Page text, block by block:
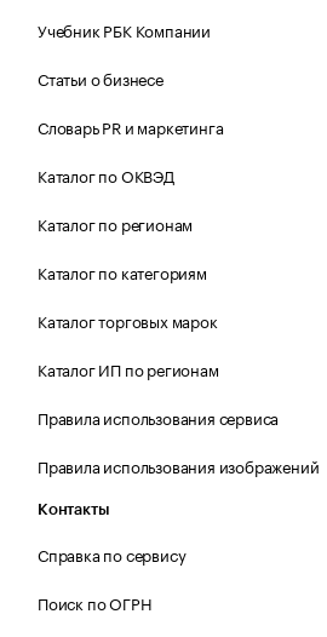
Учебник РБК Компании
Статьи о бизнесе
Словарь PR и маркетинга
Каталог по ОКВЭД
Каталог по регионам
Каталог по категориям
Каталог торговых марок
Каталог ИП по регионам
Правила использования сервиса
Правила использования изображений
Контакты
Справка по сервису
Поиск по ОГРН